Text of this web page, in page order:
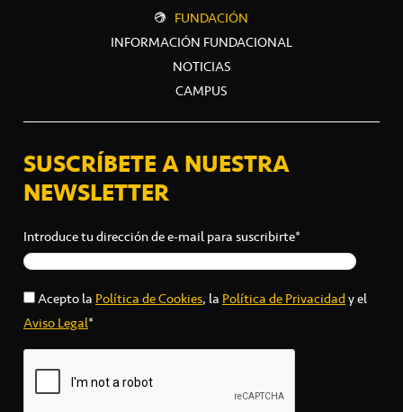
FUNDACIÓN
INFORMACIÓN FUNDACIONAL
NOTICIAS
CAMPUS
SUSCRÍBETE A NUESTRA
NEWSLETTER
Introduce tu dirección de e-mail para suscribirte*
Acepto laPolítica de Cookies, laPolítica de Privacidady el
Aviso Legal*